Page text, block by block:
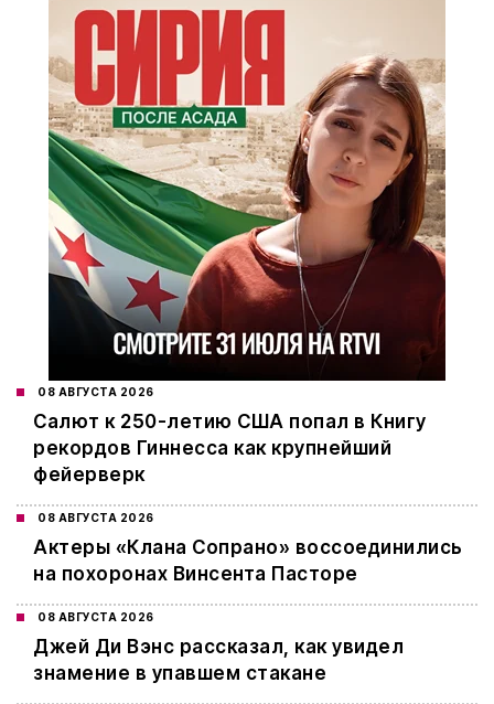
08 АВГУСТА 2026
Салют к 250-летию США попал в Книгу
рекордов Гиннесса как крупнейший
фейерверк
08 АВГУСТА 2026
Актеры «Клана Сопрано» воссоединились
на похоронах Винсента Пасторе
08 АВГУСТА 2026
Джей Ди Вэнс рассказал, как увидел
знамение в упавшем стакане